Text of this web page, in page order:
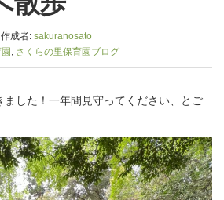
作成者: sakuranosato
, さくらの里保育園ブログ
した！一年間見守ってください、とご